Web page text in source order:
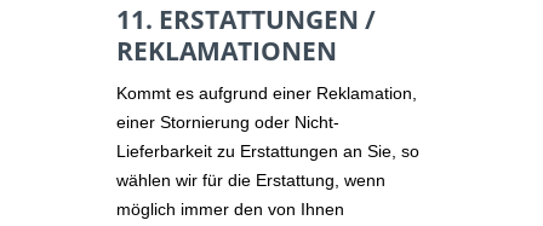
11. ERSTATTUNGEN /
REKLAMATIONEN
Kommt es aufgrund einer Reklamation,
einer Stornierung oder Nicht-
Lieferbarkeit zu Erstattungen an Sie, so
wählen wir für die Erstattung, wenn
möglich immer den von Ihnen